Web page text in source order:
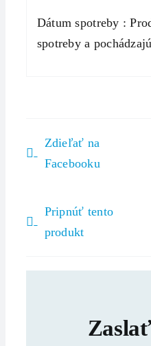
Dátum spotreby :
spotreby a
Zdieľať na
Facebooku
Pripnúť tento
produkt